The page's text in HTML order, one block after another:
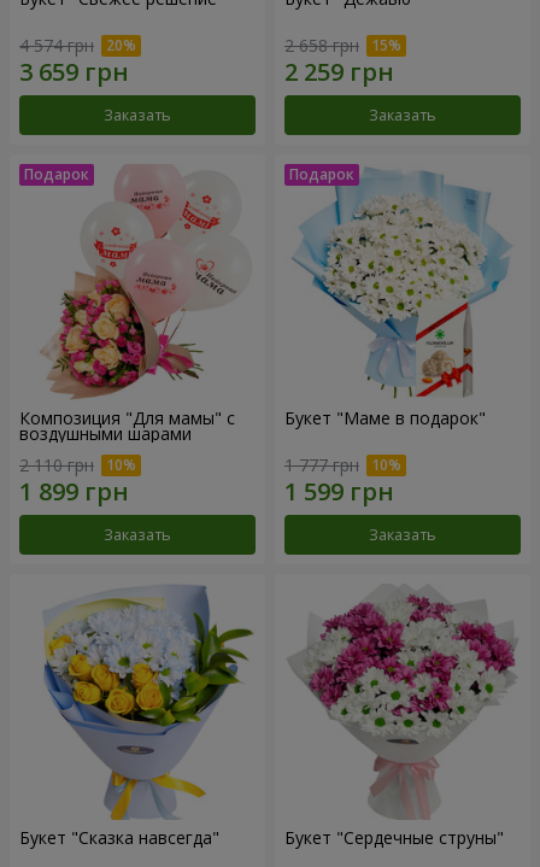
4 574 грн
Заказать
2 658 грн
Заказать
Композиция "Для мамы" с
воздушными шарами
2 110 грн
Заказать
Букет "Маме в подарок"
1 777 грн
Заказать
Букет "Сказка навсегда" Букет "Сердечные струны"